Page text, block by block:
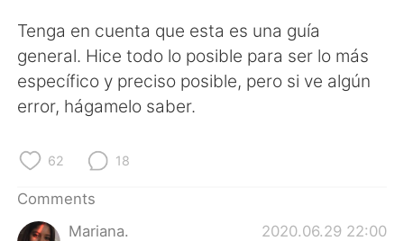
Tenga en cuenta que esta es una guía
general. Hice todo lo posible para ser lo más
específico y preciso posible, pero si ve algún
error, hágamelo saber.
62 18
Comments
Mariana.
2020.06.29 22:00